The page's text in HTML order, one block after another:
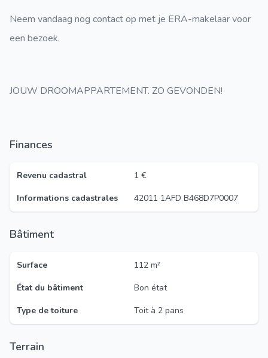
Neem vandaag nog contact op met je ERA-makelaar voor
een bezoek.
JOUW DROOMAPPARTEMENT. ZO GEVONDEN!
Finances
Revenu cadastral
1 €
Informations cadastrales
42011 1AFD B468D7P0007
Bâtiment
Surface
112 m²
État du bâtiment
Bon état
Type de toiture
Toit à 2 pans
Terrain